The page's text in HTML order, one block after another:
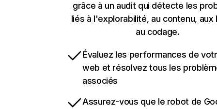
grâce à un audit qui détecte les
liés à l'explorabilité, au contenu, aux
au codage.
Évaluez les performances de
web et résolvez tous les
associés
Assurez-vous que le robot de